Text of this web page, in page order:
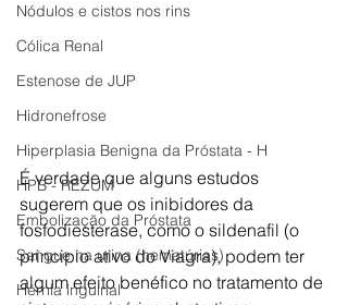
Nódulos e cistos nos rins
Cólica Renal
Estenose de JUP
Hidronefrose
Hiperplasia Benigna da Próstata - H
HPB - REZUM
Embolização da Próstata
Sangue na urina (hematúrias)
Hérnia inguinal
É verdade que alguns estudos
sugerem que os inibidores da
fosfodiesterase, como o sildenafil (o
principio ativo do Viagra), podem ter
algum efeito benéfico no tratamento de